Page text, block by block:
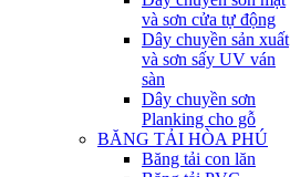
và sơn cửa tự động
Dây chuyền sản xuất
và sơn sấy UV ván
sàn
Dây chuyền sơn
Planking cho gỗ
BĂNG TẢI HÒA PHÚ
Băng tải con lăn